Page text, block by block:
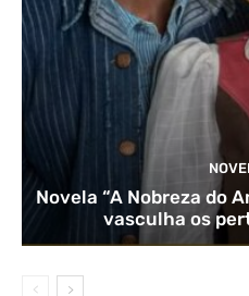
Novela “A Nobreza do
vasculha os